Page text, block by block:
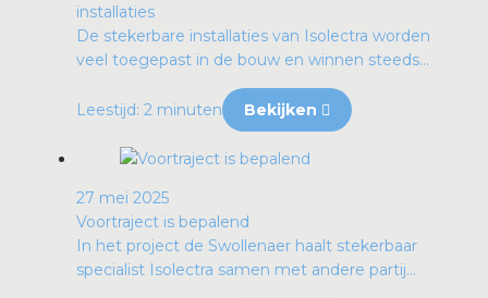
installaties
De stekerbare installaties van Isolectra worden
veel toegepast in de bouw en winnen steeds...
Leestijd: 2 minuten Bekijken
27 mei 2025
Voortraject is bepalend
In het project de Swollenaer haalt stekerbaar
specialist Isolectra samen met andere partij...